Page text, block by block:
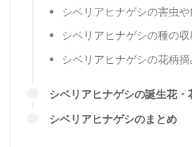
シベリアヒナゲシの害虫
シベリアヒナゲシの種の収
シベリアヒナゲシの花柄摘
シベリアヒナゲシの誕生花・
シベリアヒナゲシのまとめ